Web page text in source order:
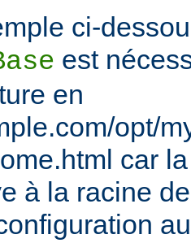
ci-
est
en
opt/
car
à la racine